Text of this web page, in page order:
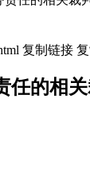
复制链接
的相关